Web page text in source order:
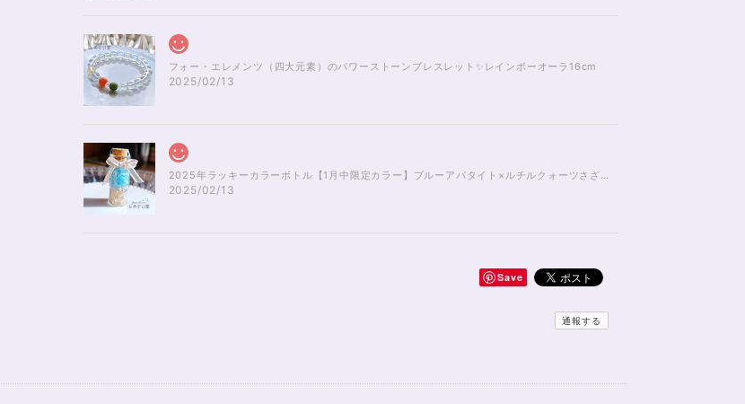
フォー・エレメンツ（四大元素）のパワーストーンブレスレット✨レインボーオーラ16cm
2025/02/13
2025年ラッキーカラーボトル【1月中限定カラー】ブルーアパタイト×ルチルクォーツさざれ石
2025/02/13
雪をわたる風のきらめき✨ブルートパーズ×ブルームーンストーンブレスレット17cm
麗で とても良かったです。 購入前に伺った質問や要望に対する対応も、 ものすごく丁寧で親切でした！ お忙し
Save
通報する